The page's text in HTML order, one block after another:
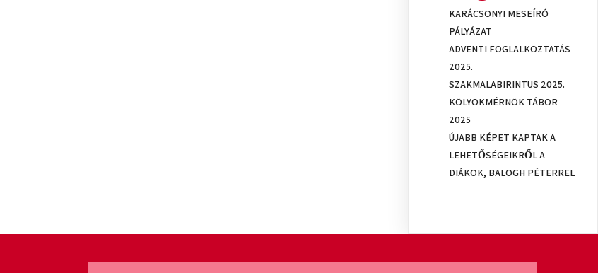
KARÁCSONYI MESEÍRÓ
PÁLYÁZAT
ADVENTI FOGLALKOZTATÁS
2025.
SZAKMALABIRINTUS 2025.
KÖLYÖKMÉRNÖK TÁBOR
2025
ÚJABB KÉPET KAPTAK A
LEHETŐSÉGEIKRŐL A
DIÁKOK, BALOGH PÉTERREL